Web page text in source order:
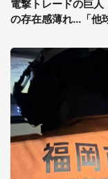
電撃トレードの巨
の存在感薄れ...「他